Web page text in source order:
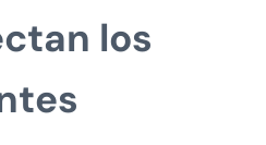
los